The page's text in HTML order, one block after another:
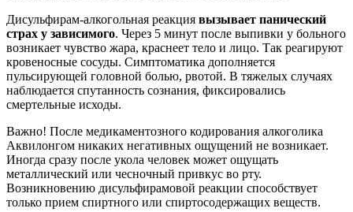
Дисульфирам-алкогольная реакция вызывает панический
страх у зависимого. Через 5 минут после выпивки у больного
возникает чувство жара, краснеет тело и лицо. Так реагируют
кровеносные сосуды. Симптоматика дополняется
пульсирующей головной болью, рвотой. В тяжелых случаях
наблюдается спутанность сознания, фиксировались
смертельные исходы.
Важно! После медикаментозного кодирования алкоголика
Аквилонгом никаких негативных ощущений не возникает.
Иногда сразу после укола человек может ощущать
металлический или чесночный привкус во рту.
Возникновению дисульфирамовой реакции способствует
только прием спиртного или спиртосодержащих веществ.